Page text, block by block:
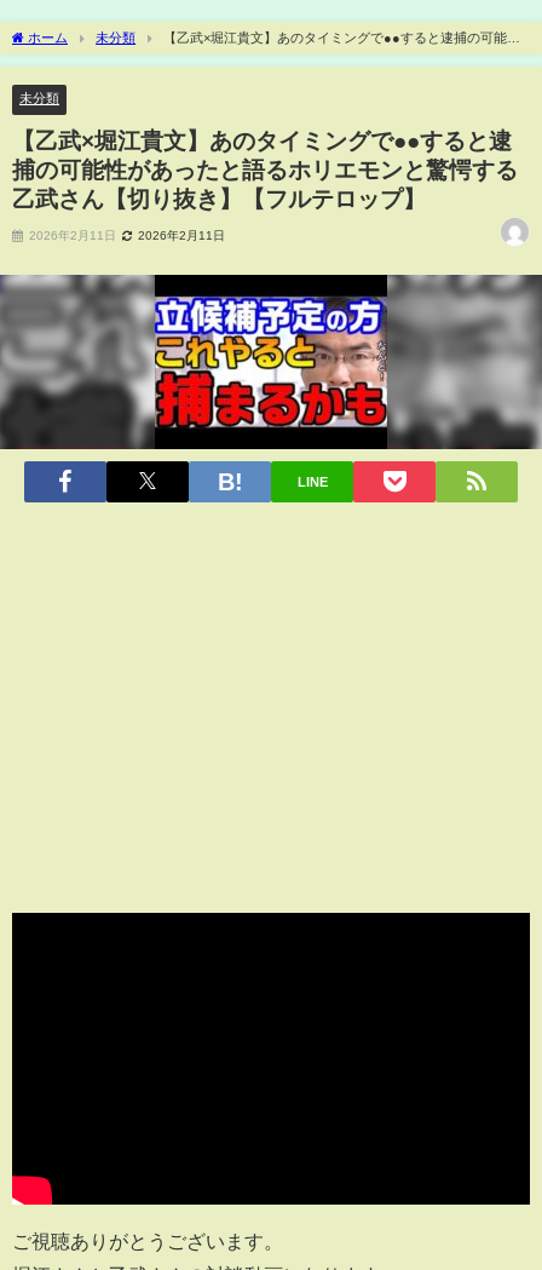
ホーム 未分類
【乙武×堀江貴文】あのタイミングで●●すると逮捕の可能性
があったと語るホリエモンと驚愕する乙武さん【切り抜き】【フルテロップ】
未分類
【乙武×堀江貴文】あのタイミングで●●すると逮
捕の可能性があったと語るホリエモンと驚愕する
乙武さん【切り抜き】【フルテロップ】
2026年2月11日 2026年2月11日
LINE
ご視聴ありがとうございます。